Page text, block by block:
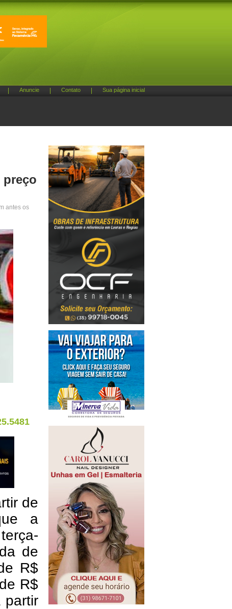
Anuncie Contato Sua página inicial
preço
antes os
de
a
de
R$
R$
partir